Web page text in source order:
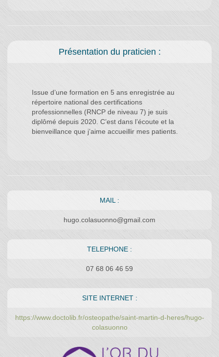
Présentation du praticien :
Issue d’une formation en 5 ans enregistrée au
répertoire national des certifications
professionnelles (RNCP de niveau 7) je suis
diplômé depuis 2020. C’est dans l’écoute et la
bienveillance que j’aime accueillir mes patients.
MAIL :
hugo.colasuonno@gmail.com
TELEPHONE :
07 68 06 46 59
SITE INTERNET :
https://www.doctolib.fr/osteopathe/saint-martin-d-heres/hugo-
colasuonno